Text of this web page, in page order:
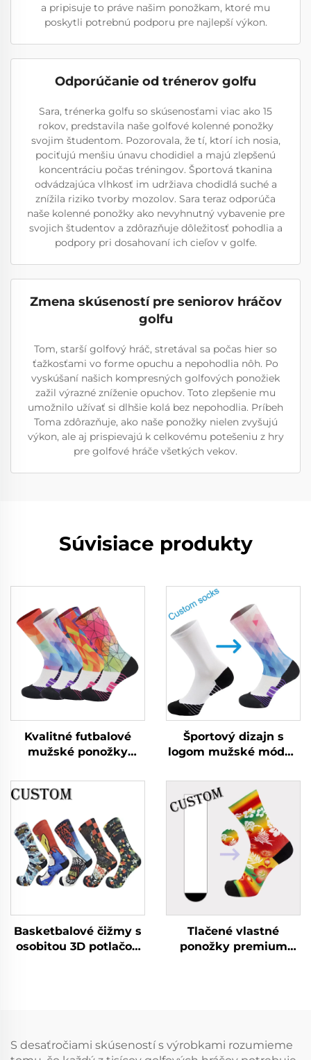
a pripisuje to práve našim ponožkam, ktoré mu
poskytli potrebnú podporu pre najlepší výkon.
Odporúčanie od trénerov golfu
Sara, trénerka golfu so skúsenosťami viac ako 15
rokov, predstavila naše golfové kolenné ponožky
svojim študentom. Pozorovala, že tí, ktorí ich nosia,
pociťujú menšiu únavu chodidiel a majú zlepšenú
koncentráciu počas tréningov. Športová tkanina
odvádzajúca vlhkosť im udržiava chodidlá suché a
znížila riziko tvorby mozolov. Sara teraz odporúča
naše kolenné ponožky ako nevyhnutný vybavenie pre
svojich študentov a zdôrazňuje dôležitosť pohodlia a
podpory pri dosahovaní ich cieľov v golfe.
Zmena skúseností pre seniorov hráčov
golfu
Tom, starší golfový hráč, stretával sa počas hier so
ťažkosťami vo forme opuchu a nepohodlia nôh. Po
vyskúšaní našich kompresných golfových ponožiek
zažil výrazné zníženie opuchov. Toto zlepšenie mu
umožnilo užívať si dlhšie kolá bez nepohodlia. Príbeh
Toma zdôrazňuje, ako naše ponožky nielen zvyšujú
výkon, ale aj prispievajú k celkovému potešeniu z hry
pre golfové hráče všetkých vekov.
Súvisiace produkty
Kvalitné futbalové
mužské ponožky
športové sublimačné
ponožky
Športový dizajn s
logom mužské módne
ponožky online
ponožky
Basketbalové čižmy s
osobitou 3D potlačou
Tlačené vlastné
ponožky premium
S desaťročiami skúseností s výrobkami rozumieme